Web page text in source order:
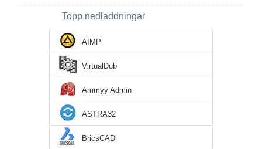
Topp nedladdningar
AIMP
VirtualDub
Ammyy Admin
ASTRA32
BricsCAD